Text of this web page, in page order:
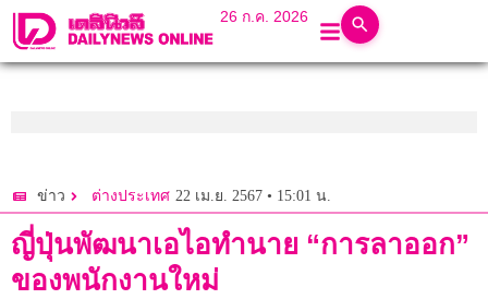
26 ก.ค. 2026
ข่าว ต่างประเทศ 22 เม.ย. 2567 • 15:01 น.
ญี่ปุ่นพัฒนาเอไอทำนาย “การลาออก”
ของพนักงานใหม่